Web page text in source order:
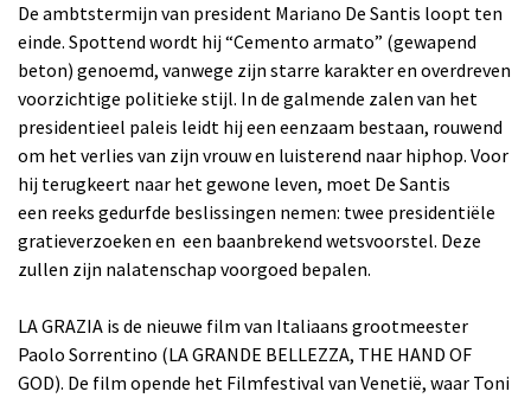
De ambtstermijn van president Mariano De Santis loopt ten
einde. Spottend wordt hij “Cemento armato” (gewapend
beton) genoemd, vanwege zijn starre karakter en overdreven
voorzichtige politieke stijl. In de galmende zalen van het
presidentieel paleis leidt hij een eenzaam bestaan, rouwend
om het verlies van zijn vrouw en luisterend naar hiphop. Voor
hij terugkeert naar het gewone leven, moet De Santis
een reeks gedurfde beslissingen nemen: twee presidentiële
gratieverzoeken en een baanbrekend wetsvoorstel. Deze
zullen zijn nalatenschap voorgoed bepalen.
LA GRAZIA is de nieuwe film van Italiaans grootmeester
Paolo Sorrentino (LA GRANDE BELLEZZA, THE HAND OF
GOD). De film opende het Filmfestival van Venetië, waar Toni